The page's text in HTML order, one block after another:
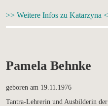
>> Weitere Infos zu Katarzyna
Pamela Behnke
geboren am 19.11.1976
Tantra-Lehrerin und Ausbilderin